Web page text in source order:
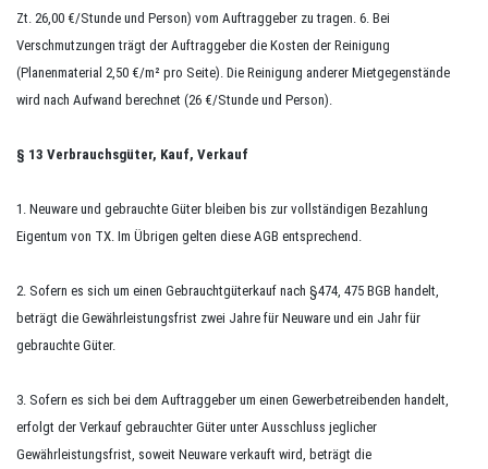
Zt. 26,00 €/Stunde und Person) vom Auftraggeber zu tragen. 6. Bei
Verschmutzungen trägt der Auftraggeber die Kosten der Reinigung
(Planenmaterial 2,50 €/m² pro Seite). Die Reinigung anderer Mietgegenstände
wird nach Aufwand berechnet (26 €/Stunde und Person).
§ 13 Verbrauchsgüter, Kauf, Verkauf
1. Neuware und gebrauchte Güter bleiben bis zur vollständigen Bezahlung
Eigentum von TX. Im Übrigen gelten diese AGB entsprechend.
2. Sofern es sich um einen Gebrauchtgüterkauf nach §474, 475 BGB handelt,
beträgt die Gewährleistungsfrist zwei Jahre für Neuware und ein Jahr für
gebrauchte Güter.
3. Sofern es sich bei dem Auftraggeber um einen Gewerbetreibenden handelt,
erfolgt der Verkauf gebrauchter Güter unter Ausschluss jeglicher
Gewährleistungsfrist, soweit Neuware verkauft wird, beträgt die